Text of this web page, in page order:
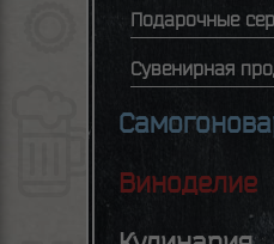
Подарочные
Сувенирная
Виноделие